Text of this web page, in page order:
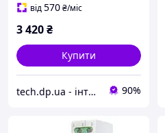
від570₴/міс
3 420₴
Купити
tech.dp.ua - інтернет магазин 90%